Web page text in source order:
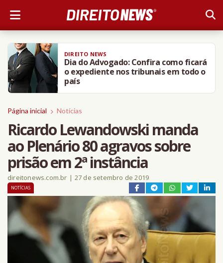
DIREITO NEWS
Dia do Advogado: Confira como ficará
o expediente nos tribunais em todo o
país
Página inicial Notícias
Ricardo Lewandowski manda
ao Plenário 80 agravos sobre
prisão em 2ª instância
direitonews.com.br | 27 de setembro de 2019
NOTÍCIAS